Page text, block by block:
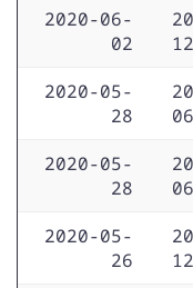
2020-06-
02
2020-05-
28
2020-05-
28
2020-05-
26